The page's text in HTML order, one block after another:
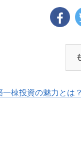
一棟投資の魅力と